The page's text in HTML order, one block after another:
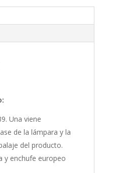
blanca
Una viene
de la lámpara y la
del producto.
y enchufe europeo